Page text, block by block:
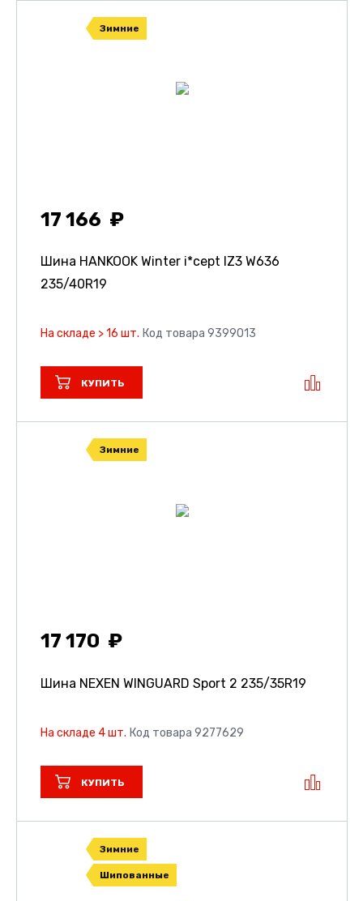
Зимние
17 166
Шина HANKOOK Winter i*cept IZ3 W636
235/40R19
На складе > 16 шт. Код товара 9399013
КУПИТЬ
Зимние
17 170
Шина NEXEN WINGUARD Sport 2 235/35R19
На складе 4 шт. Код товара 9277629
КУПИТЬ
Зимние
Шипованные